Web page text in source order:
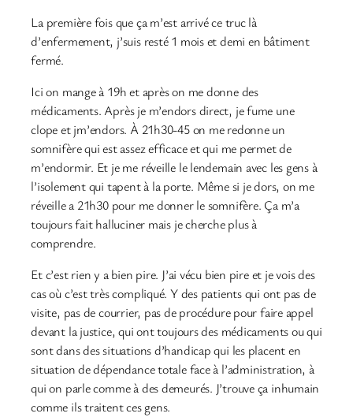
La première fois que ça m’est arrivé ce truc là
d’enfermement, j’suis resté 1 mois et demi en bâtiment
fermé.
Ici on mange à 19h et après on me donne des
médicaments. Après je m’endors direct, je fume une
clope et jm’endors. À 21h30-45 on me redonne un
somnifère qui est assez efficace et qui me permet de
m’endormir. Et je me réveille le lendemain avec les gens à
l’isolement qui tapent à la porte. Même si je dors, on me
réveille a 21h30 pour me donner le somnifère. Ça m’a
toujours fait halluciner mais je cherche plus à
comprendre.
Et c’est rien y a bien pire. J’ai vécu bien pire et je vois des
cas où c’est très compliqué. Y des patients qui ont pas de
visite, pas de courrier, pas de procédure pour faire appel
devant la justice, qui ont toujours des médicaments ou qui
sont dans des situations d’handicap qui les placent en
situation de dépendance totale face à l’administration, à
qui on parle comme à des demeurés. J’trouve ça inhumain
comme ils traitent ces gens.